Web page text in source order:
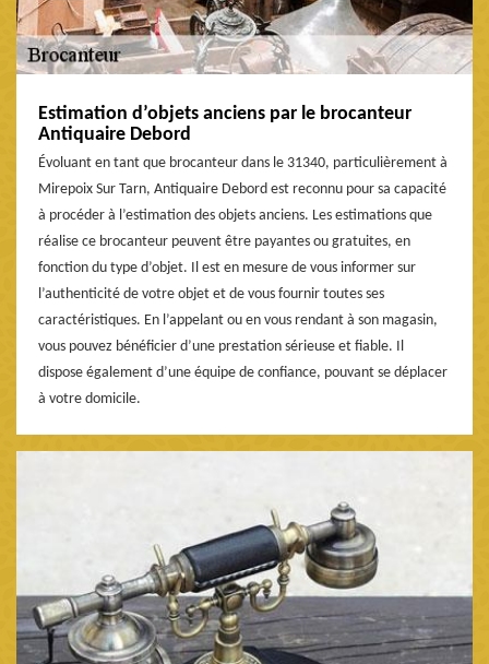
Estimation d’objets anciens par le brocanteur
Antiquaire Debord
Évoluant en tant que brocanteur dans le 31340, particulièrement à
Mirepoix Sur Tarn, Antiquaire Debord est reconnu pour sa capacité
à procéder à l’estimation des objets anciens. Les estimations que
réalise ce brocanteur peuvent être payantes ou gratuites, en
fonction du type d’objet. Il est en mesure de vous informer sur
l’authenticité de votre objet et de vous fournir toutes ses
caractéristiques. En l’appelant ou en vous rendant à son magasin,
vous pouvez bénéficier d’une prestation sérieuse et fiable. Il
dispose également d’une équipe de confiance, pouvant se déplacer
à votre domicile.